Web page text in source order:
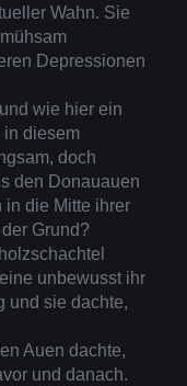
Wahn. Sie
Depressionen
wie hier ein
in diesem
doch
den Donauauen
in die Mitte ihrer
Grund?
unbewusst ihr
und sie dachte,
Auen dachte,
und danach.